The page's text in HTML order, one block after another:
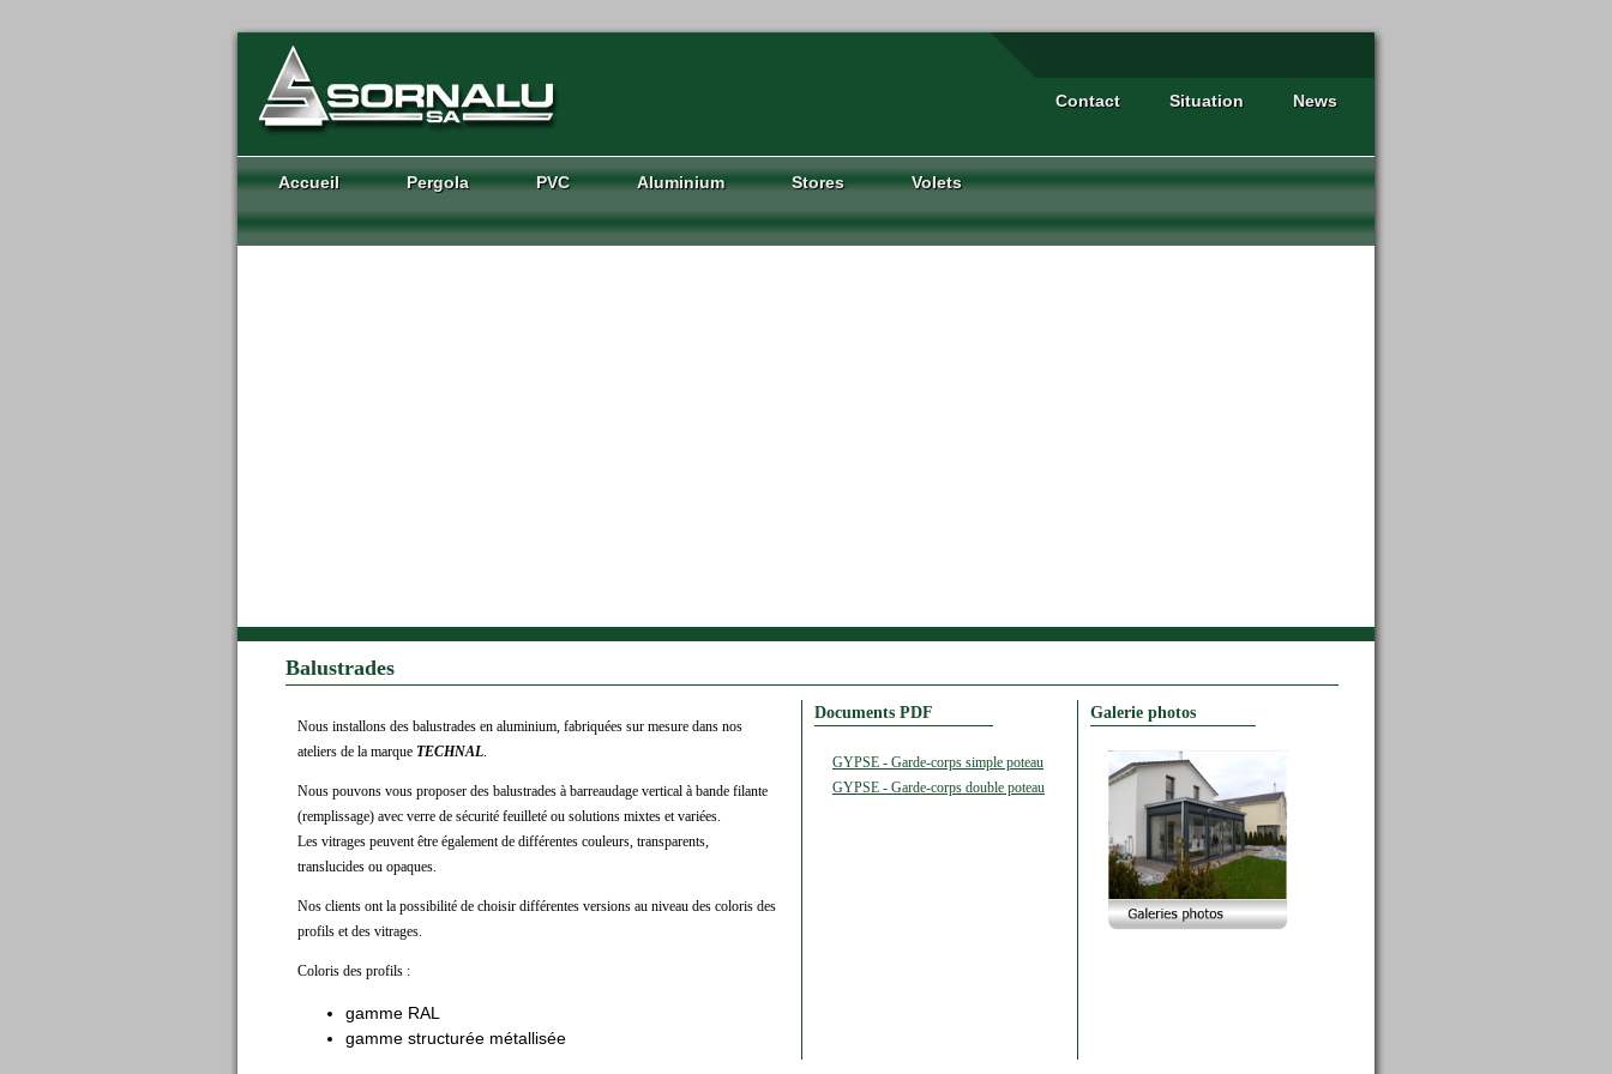
Accueil Pergola PVC Aluminium Stores Volets
News
Situation
Contact
Balustrades
Nous installons des balustrades en aluminium, fabriquées sur mesure dans nos
ateliers de la marque TECHNAL.
Nous pouvons vous proposer des balustrades à barreaudage vertical à bande filante
(remplissage) avec verre de sécurité feuilleté ou solutions mixtes et variées.
Les vitrages peuvent être également de différentes couleurs, transparents,
translucides ou opaques.
Nos clients ont la possibilité de choisir différentes versions au niveau des coloris des
profils et des vitrages.
Coloris des profils :
gamme RAL
gamme structurée métallisée
Documents PDF
GYPSE - Garde-corps simple poteau
GYPSE - Garde-corps double poteau
Galerie photos